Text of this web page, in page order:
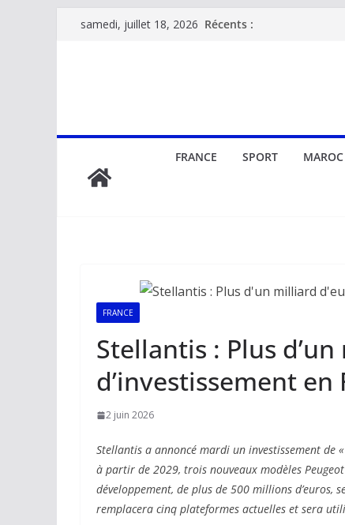
Passersamedi, juillet 18, 2026 Récents :
FRANCE SPORT MAROC
FRANCE
Stellantis : Plus
d’investissement en
2 juin 2026
Stellantis a annoncé mardi un investissement de
à partir de 2029, trois nouveaux modèles
développement, de plus de 500 millions d’euros,
remplacera cinq plateformes actuelles et sera